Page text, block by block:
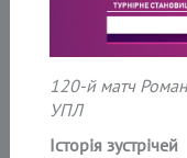
120-й матч
УПЛ
Історія зустрічей